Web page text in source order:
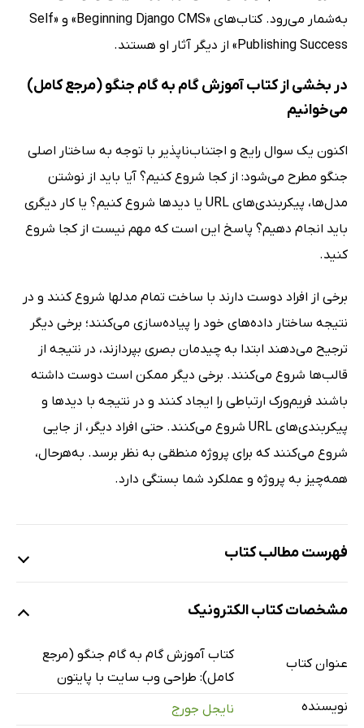
به‌شمار می‌رود. کتاب‌های «Beginning Django CMS» و «Self
Publishing Success» از دیگر آثار او هستند.
در بخشی از کتاب آموزش گام به گام جنگو (مرجع کامل)
می‌خوانیم
اکنون یک سوال رایج و اجتناب‌ناپذیر با توجه به ساختار اصلی
جنگو مطرح می‌شود: از کجا شروع کنیم؟ آیا باید از نوشتن
مدل‌ها، پیکربندی‌های URL یا دیدها شروع کنیم؟ یا کار دیگری
باید انجام دهیم؟ پاسخ این است که مهم نیست از کجا شروع
کنید.
برخی از افراد دوست دارند با ساخت تمام مدلها شروع کنند و در
نتیجه ساختار داده‌های خود را پیاده‌سازی می‌کنند؛ برخی دیگر
ترجیح می‌دهند ابتدا به چیدمان بصری بپردازند، در نتیجه از
قالب‌ها شروع می‌کنند. برخی دیگر ممکن است دوست داشته
باشند فریم‌ورک ارتباطی را ایجاد کنند و در نتیجه با دیدها و
پیکربندی‌های URL شروع می‌کنند. حتی افراد دیگر، از جایی
شروع می‌کنند که برای پروژه منطقی به نظر برسد. به‌هرحال،
همه‌چیز به پروژه و عملکرد شما بستگی دارد.
فهرست مطالب کتاب
فصل دوم: معماری مدل-دید-قالب (MVT)
فصل سوم: مدل‌ها در جنگو
فصل چهارم: دیدها در جنگو
فصل پنجم: قالب‌ها در جنگو
مشخصات کتاب الکترونیک
عنوان کتاب
کتاب آموزش گام به گام جنگو (مرجع
کامل): طراحی وب سایت با پایتون
نویسنده
نایجل جورج